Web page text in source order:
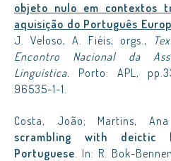
objeto nulo em contextos
aquisição do Português
J. Veloso, A. Fiéis, orgs.,
Encontro Nacional da
Linguística. Porto: APL,
96535-1-1.
Costa, João; Martins,
scrambling with deictic
Portuguese. In: R. Bok-